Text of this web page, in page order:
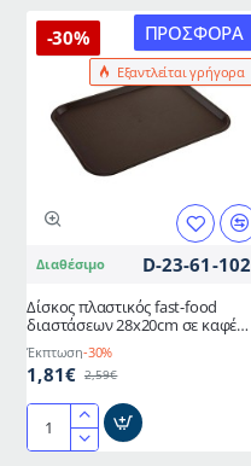
ΠΡΟΣΦΟΡΆ
Εξαντλείται γρήγορα
-30%
Διαθέσιμο D-23-61-102
Δίσκος πλαστικός fast-food
διαστάσεων 28x20cm σε καφέ
χρώμα
Έκπτωση-30%
1,81€ 2,59€
Δίσκος